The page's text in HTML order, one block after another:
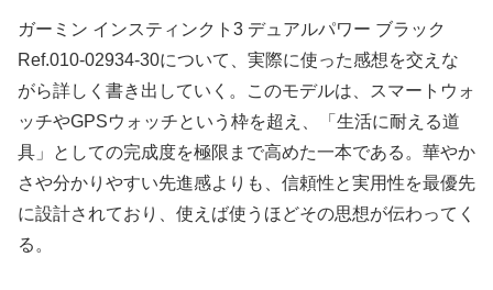
ガーミン インスティンクト3 デュアルパワー ブラック
Ref.010-02934-30について、実際に使った感想を交えな
がら詳しく書き出していく。このモデルは、スマートウォ
ッチやGPSウォッチという枠を超え、「生活に耐える道
具」としての完成度を極限まで高めた一本である。華やか
さや分かりやすい先進感よりも、信頼性と実用性を最優先
に設計されており、使えば使うほどその思想が伝わってく
る。